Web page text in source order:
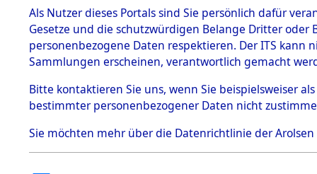
Effekten
1.2.9.1
Effekten aus
dem KZ
Dachau
Dokument
e
1.2.9.2
Effekten aus
dem KZ
Als Nutzer dieses Portals sind Sie persönlich dafür
Gesetze und die schutzwürdigen Belange Dritter
personenbezogene Daten respektieren. Der ITS
Sammlungen erscheinen, verantwortlich gemacht
Bitte kontaktieren Sie uns, wenn Sie beispielsweiser
bestimmter personenbezogener Daten nicht
Sie möchten mehr über die Datenrichtlinie der Arolsen